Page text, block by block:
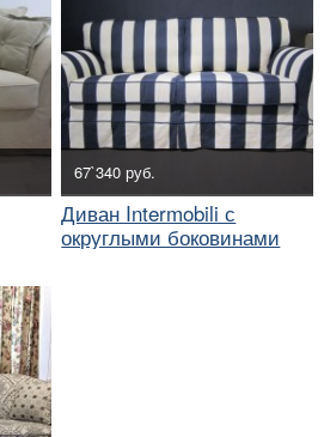
67`340 руб.
Диван Intermobili с
округлыми боковинами